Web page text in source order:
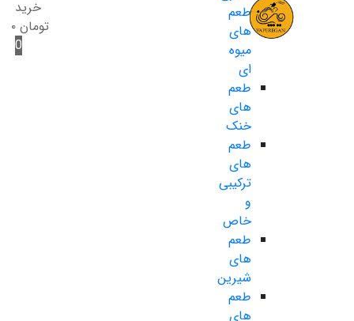
طعم
های
میوه
ای
طعم
های
خنک
طعم
های
ترکیبی
و
خاص
طعم
های
شیرین
طعم
های
خرید
تومان ۰
0